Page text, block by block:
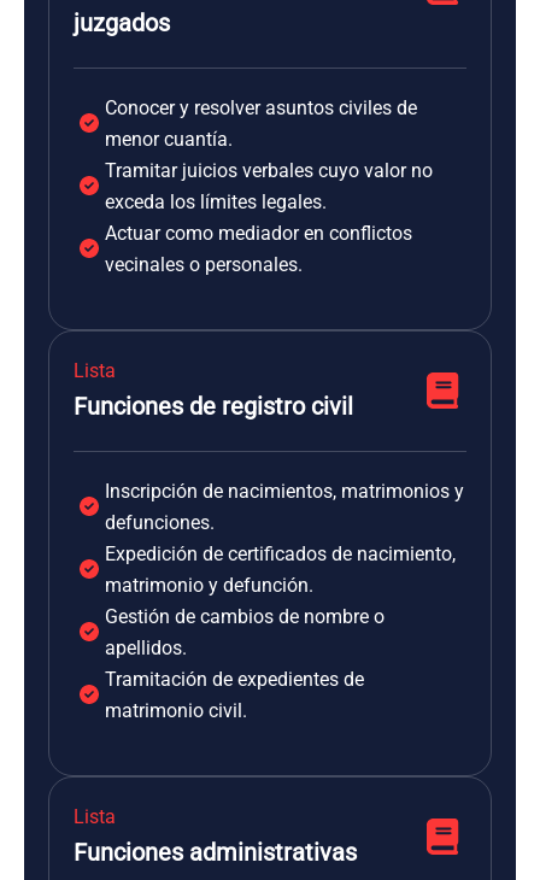
juzgados
Conocer y resolver asuntos civiles de
menor cuantía.
Tramitar juicios verbales cuyo valor no
exceda los límites legales.
Actuar como mediador en conflictos
vecinales o personales.
Lista
Funciones de registro civil
Inscripción de nacimientos, matrimonios y
defunciones.
Expedición de certificados de nacimiento,
matrimonio y defunción.
Gestión de cambios de nombre o
apellidos.
Tramitación de expedientes de
matrimonio civil.
Lista
Funciones administrativas